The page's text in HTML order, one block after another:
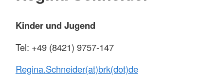
Kinder und Jugend
Tel: +49 (8421) 9757-147
Regina.Schneider(at)brk(dot)de